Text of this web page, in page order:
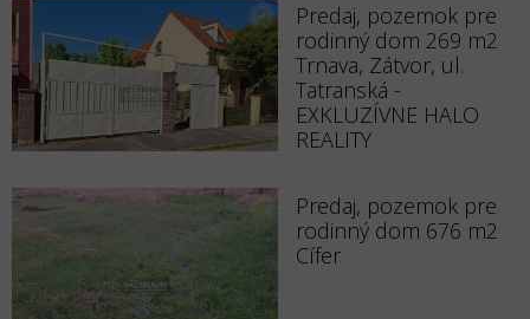
Predaj, pozemok pre
rodinný dom 269 m2
Trnava, Zátvor, ul.
Tatranská -
EXKLUZÍVNE HALO
REALITY
Predaj, pozemok pre
rodinný dom 676 m2
Cífer